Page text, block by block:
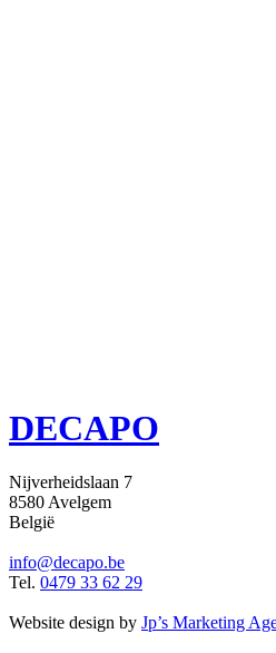
DECAPO
Nijverheidslaan 7
8580 Avelgem
België
info@decapo.be
Tel. 0479 33 62 29
Website design by Jp’s Marketing